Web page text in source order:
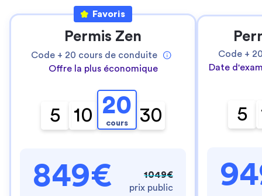
Favoris
Permis Zen
Code + 20 cours de conduite
Offre la plus économique
5 10 20
cours 30
849€
1049€
prix public
Code +
Date
5